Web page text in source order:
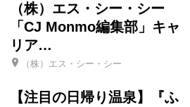
（株）エス・シー・シー
「CJ Monmo編集部」キャ
リア…
（株）エス・シー・シー
【注目の日帰り温泉】『ふ